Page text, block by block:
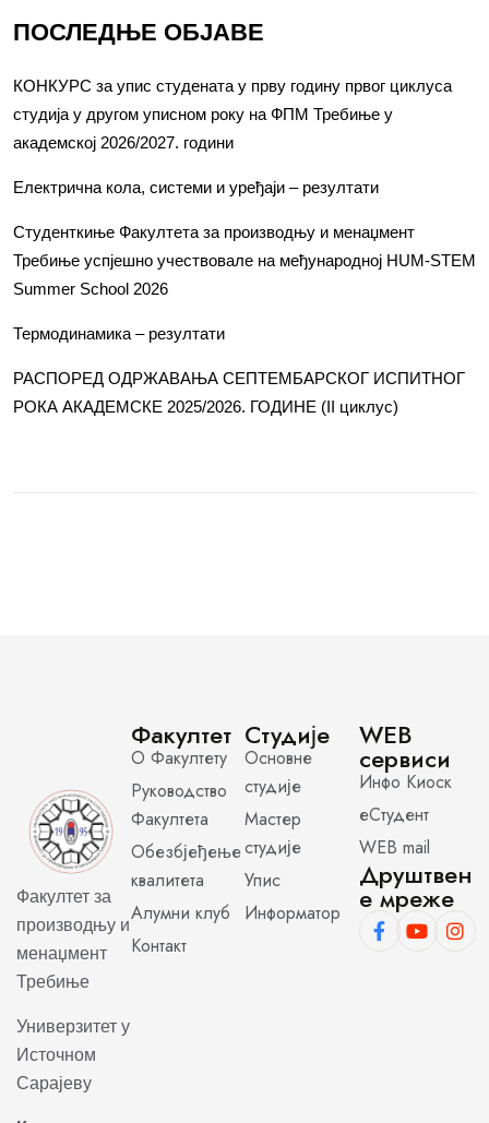
ПОСЛЕДЊЕ ОБЈАВЕ
КОНКУРС за упис студената у прву годину првог циклуса
студија у другом уписном року на ФПМ Требиње у
академској 2026/2027. години
Електрична кола, системи и уређаји – резултати
Студенткиње Факултета за производњу и менаџмент
Требиње успјешно учествовале на међународној HUM-STEM
Summer School 2026
Термодинамика – резултати
РАСПОРЕД ОДРЖАВАЊА СЕПТЕМБАРСКОГ ИСПИТНОГ
РОКА АКАДЕМСКЕ 2025/2026. ГОДИНЕ (II циклус)
Факултет за
производњу и
менаџмент
Требиње
Универзитет у
Источном
Сарајеву
Факултет
О Факултету
Руководство
Факултета
Обезбјеђење
квалитета
Алумни клуб
Контакт
Студије
Основне
студије
Мастер
студије
Упис
Информатор
WEB
сервиси
Инфо Киоск
еСтудент
WEB mail
Друштвен
е мреже